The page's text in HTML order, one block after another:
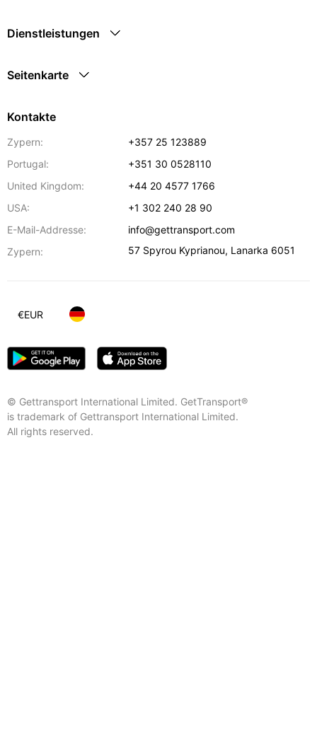
Dienstleistungen
Seitenkarte
Kontakte
Zypern:
+357 25 123889
Portugal:
+351 30 0528110
United Kingdom:
+44 20 4577 1766
USA:
+1 302 240 28 90
E-Mail-Addresse:
info@gettransport.com
Zypern:
57 Spyrou Kyprianou, Lanarka 6051
© Gettransport International Limited. GetTransport®
is trademark of Gettransport International Limited.
All rights reserved.
€EUR